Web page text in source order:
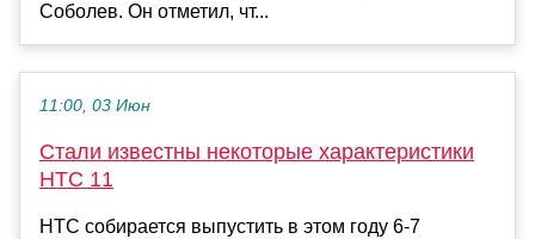
Соболев. Он отметил, чт...
11:00, 03 Июн
Стали известны некоторые характеристики
HTC 11
HTC собирается выпустить в этом году 6-7